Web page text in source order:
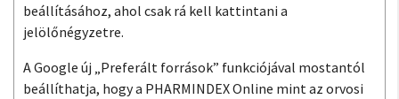
beállításához, ahol csak rá kell kattintani a
jelölőnégyzetre.
A Google új „Preferált források” funkciójával mostantól
beállíthatja, hogy a PHARMINDEX Online mint az orvosi